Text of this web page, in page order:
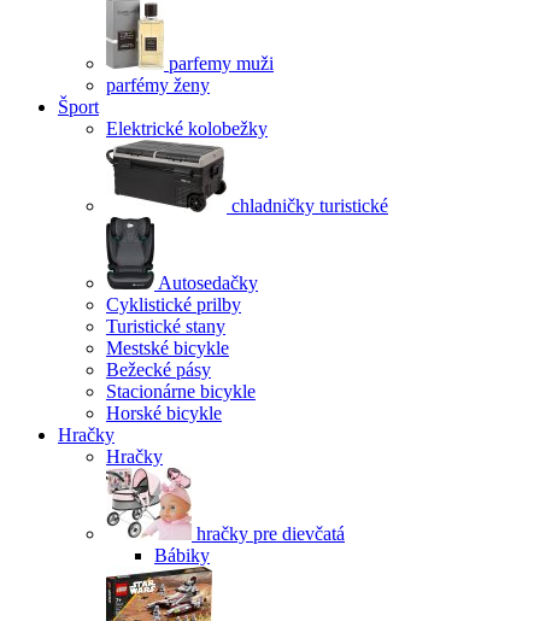
parfemy muži
parfémy ženy
Šport
Elektrické kolobežky
chladničky turistické
Autosedačky
Cyklistické prilby
Turistické stany
Mestské bicykle
Bežecké pásy
Stacionárne bicykle
Horské bicykle
Hračky
Hračky
hračky pre dievčatá
Bábiky